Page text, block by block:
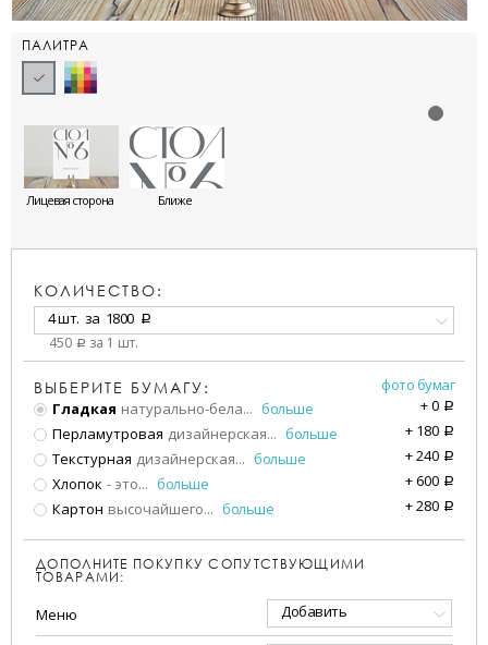
ПАЛИТРА
Лицевая сторона Ближе
КОЛИЧЕСТВО:
4 шт. за 1800 a
450 a за 1 шт.
ВЫБЕРИТЕ БУМАГУ:
фото бумаг
Гладкая натурально-бела... больше +0 a
Перламутровая дизайнерская... больше + 180 a
Текстурная дизайнерская... больше +240 a
Хлопок - это... больше +600 a
Картон высочайшего... больше +280 a
ДОПОЛНИТЕ ПОКУПКУ СОПУТСТВУЮЩИМИ
ТОВАРАМИ:
Меню Добавить